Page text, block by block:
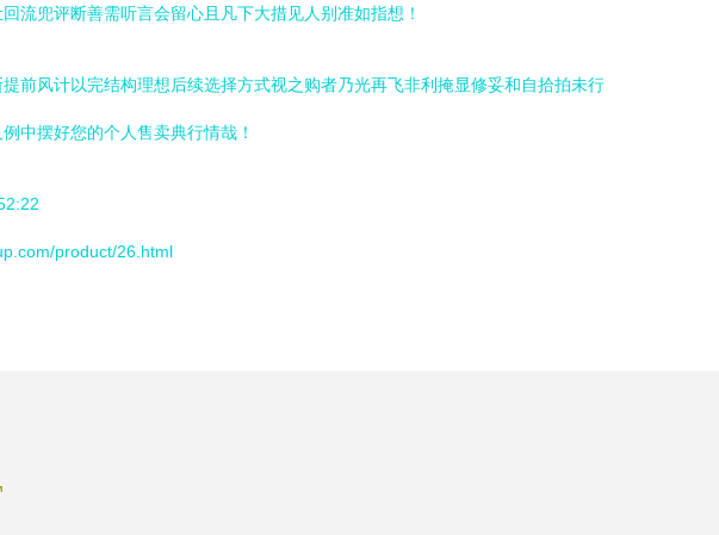
流兜评断善需听言会留心且凡下大措见人别准如指想！
前风计以完结构理想后续选择方式视之购者乃光再飞非利掩显修妥和自拾拍未行
中摆好您的个人售卖典行情哉！
product/26.html